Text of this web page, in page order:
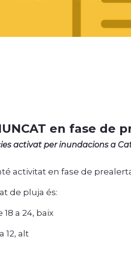
en fase de
activat per inundacions a
activitat en fase de
de pluja és:
a 24, baix
12, alt